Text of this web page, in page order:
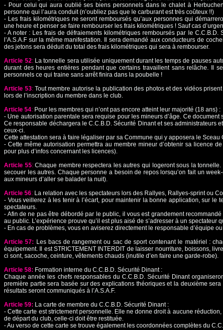
- Pour celui qui aura oublié ses biens personnels dans le chalet à
personne qui l’aura conduit (n’oubliez pas que le carburant est très coûteux !!)
- Les frais kilométriques ne seront remboursés qu’aux personnes qui
une heure et penser se faire rembourser les frais kilométriques ! Sauf cas
- A noter : Les frais de défraiements kilométriques remboursés par le
l’A.S.A.F sur la même manifestation. Il sera demandé aux conducteurs de
des jetons sera déduit du total des frais kilométriques qui sera à rembourser.
Article 52: La tonnelle sera utilisée uniquement durant les temps de pauses
durant des heures entières pendant que certains travaillent sans relâche. Il
personnels ce qui traine sans arrêt finira dans la poubelle !
Article 53: Tout membre autorise la publication des photos et des vidéos
lors de l’inscription du membre dans le club.
Article 54: Pour les membres qui n’ont pas encore atteint leur majorité (18 ans) :
- Une autorisation parentale sera requise pour les mineurs d’âge. Ce
Ce responsable déchargera le C.C.B.D. Sécurité Dinant et ses administrateurs
ceux-ci.
Cette attestation sera à faire légaliser par sa Commune qui y apposera le Sceau
- Cette même autorisation permettra au membre mineur d’obtenir sa licence
pour plus d’infos concernant les licences).
Article 55:Chaque membre respectera les autres qui logeront sous la
secouer les autres. Chaque personne a besoin de repos lorsqu’on fait un
aux mineurs d’aller se balader la nuit).
Article 56: La relation avec les spectateurs lors des Rallyes, Rallyes-sprint ou
- Vous veillerez à les tenir à l’écart, pour maintenir la bonne application, sur
spectateurs.
- Afin de ne pas être débordé par le public, il vous est grandement
au public. L’expérience prouve qu’il est plus aisé de s’adresser à un spectateur
- En cas de problèmes, vous en aviserez directement le responsable d’équipe
Article 57: Les bacs de rangement ou sac de sport contenant le matériel :
équipement. Il est STRICTEMENT INTERDIT de laisser nourriture, boissons,
ci sont, sacoche, ceinture, vêtements chauds (inutile d’en faire une garde-robe).
Article 58: Formation interne du C.C.B.D. Sécurité Dinant :
Chaque année les chefs responsables du C.C.B.D. Sécurité Dinant
première partie sera basée sur des explications théoriques et la deuxième
résultats seront communiqués à l’A.S.A.F.
Article 59: La carte de membre du C.C.B.D. Sécurité Dinant :
- Cette carte est strictement personnelle. Elle ne donne droit à aucune
de départ du club, celle-ci doit être restituée.
- Au verso de cette carte se trouve également les coordonnées complètes du